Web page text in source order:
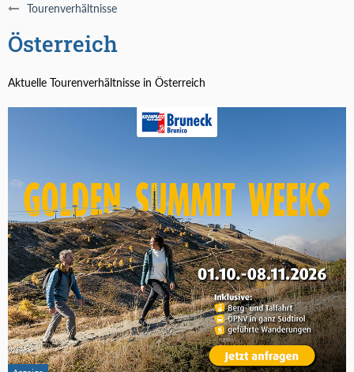
Tourenverhältnisse
Österreich
Aktuelle Tourenverhältnisse in Österreich